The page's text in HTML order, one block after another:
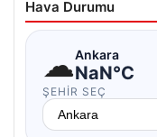
Hava Durumu
☁Ankara
NaN°C
ŞEHIR SEÇ